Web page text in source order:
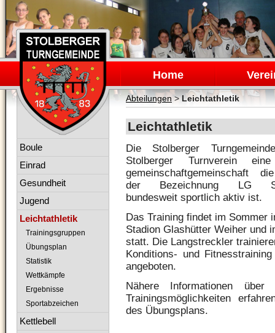
Navigation
überspringen
Home
Abteilungen>Leichtathletik
Leichtathletik
Die Stolberger
Stolberger Turnverein
gemeinschaftgemeinschaft
der Bezeichnung LG
bundesweit sportlich aktiv ist.
Das Training findet im Sommer
Stadion Glashütter Weiher und
statt. Die Langstreckler
Konditions- und
angeboten.
Nähere Informationen über
Trainingsmöglichkeiten
des Übungsplans.
Navigation
Boule
Einrad
Gesundheit
Jugend
Leichtathletik
Trainingsgruppen
Übungsplan
Statistik
Wettkämpfe
Ergebnisse
Sportabzeichen
Kettlebell